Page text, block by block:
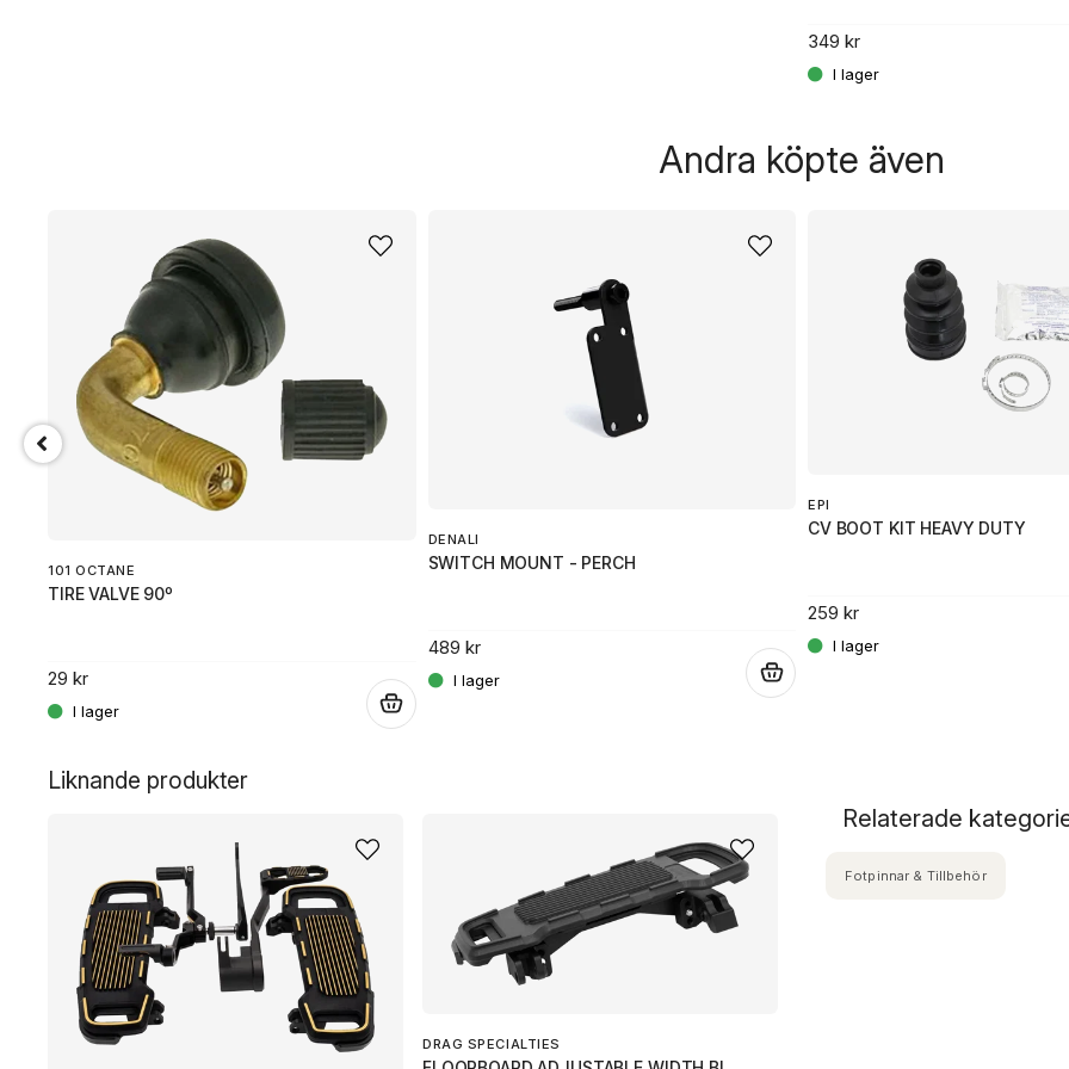
349 kr
Andra köpte även
101 OCTANE
TIRE VALVE 90º
29 kr
DENALI
SWITCH MOUNT - PERCH
489 kr
EPI
CV BOOT KIT HEAVY DUTY
259 kr
Liknande produkter
DRAG SPECIALTIES
Relaterade
Fotpinnar & Tillbehör